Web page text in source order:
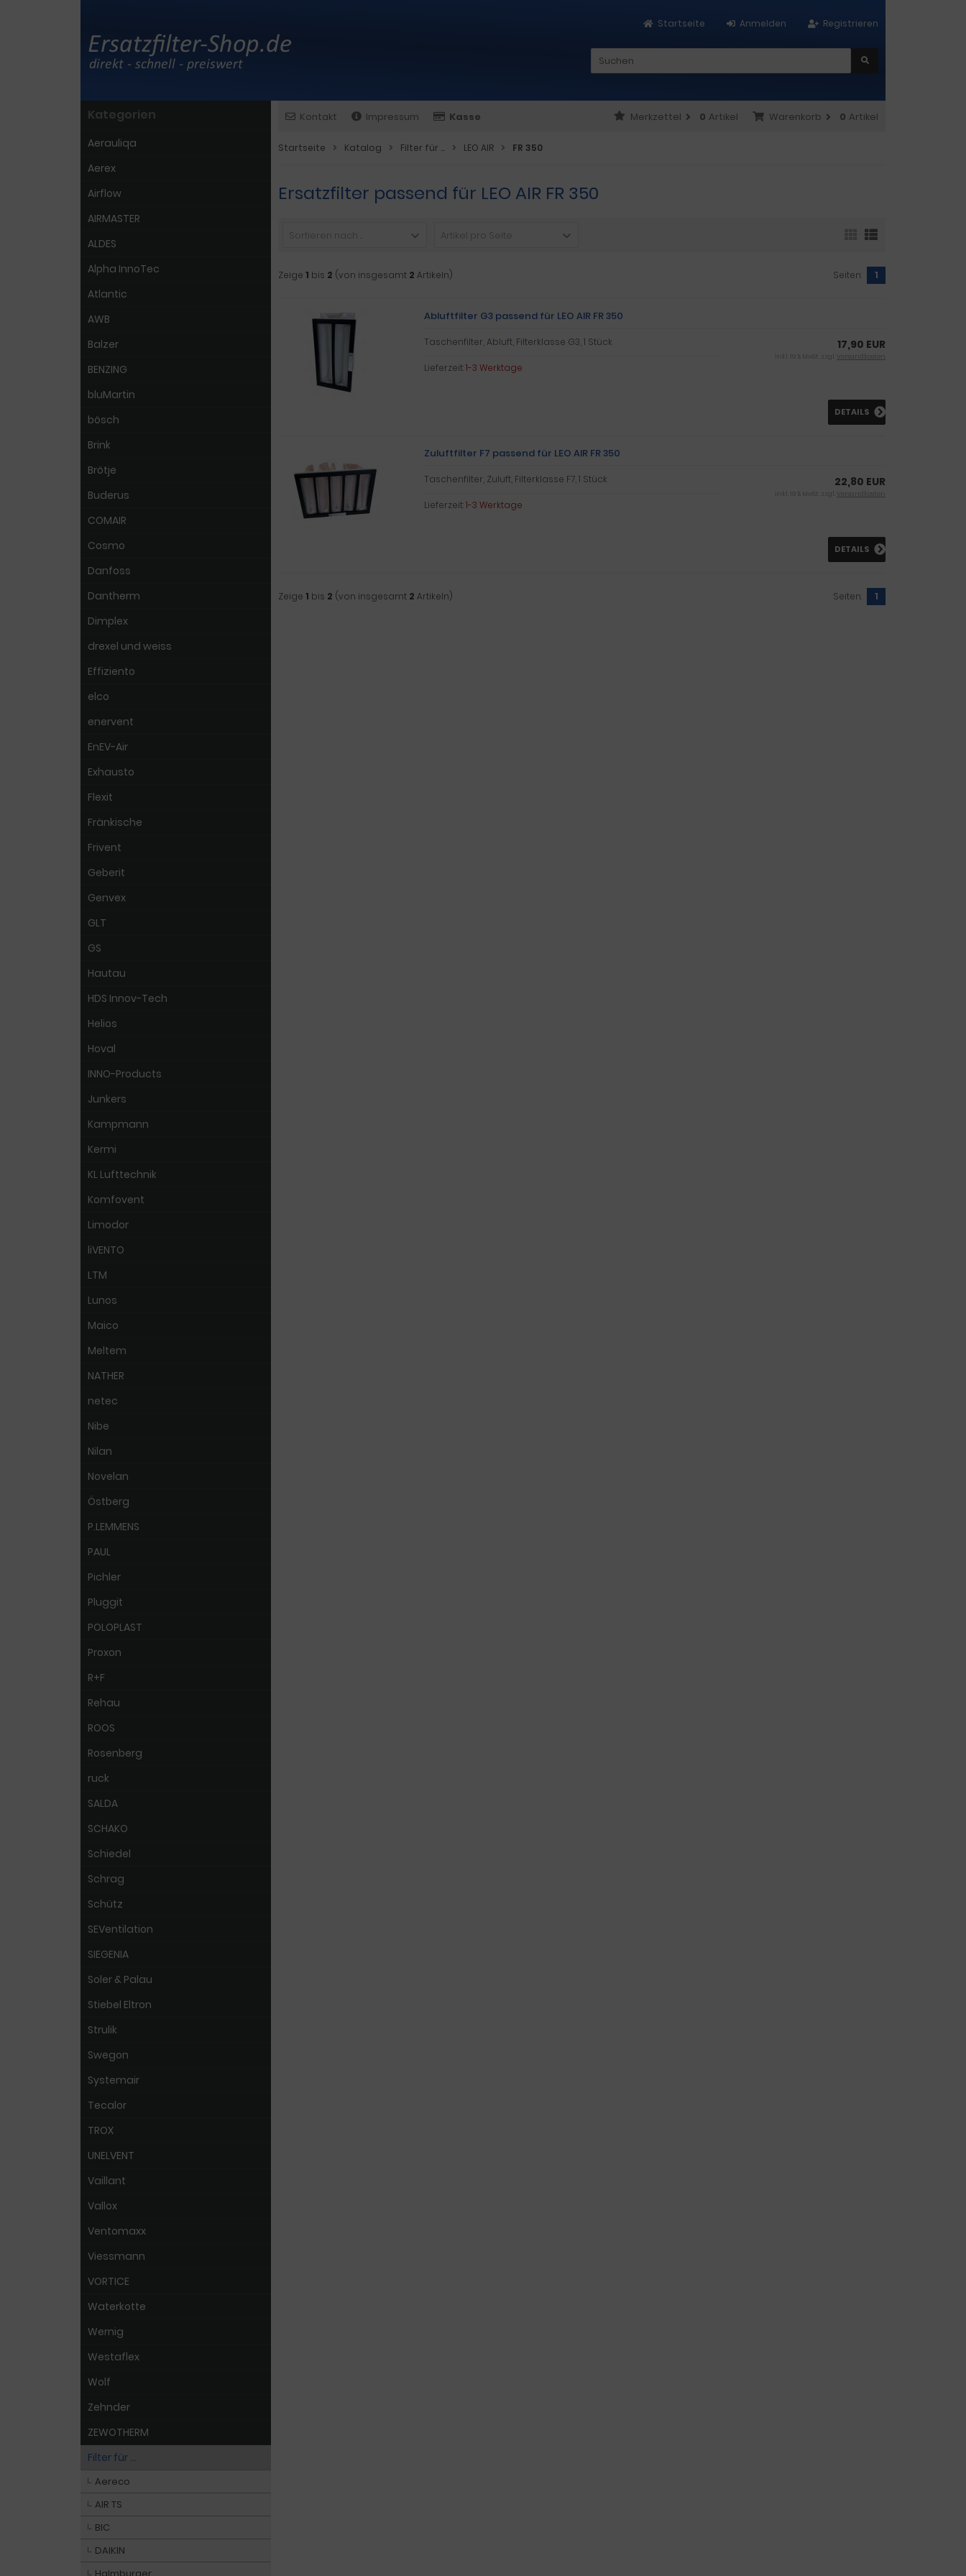
Registrieren
Anmelden
Startseite
Kontakt Impressum Kasse Warenkorb 0 Artikel
Merkzettel 0 Artikel
Startseite Katalog Filter für ... LEO AIR FR 350
Ersatzfilter passend für LEO AIR FR 350
Sortieren nach ... Artikel pro Seite
Zeige 1 bis 2 (von insgesamt 2 Artikeln) Seiten: 1
Abluftfilter G3 passend für LEO AIR FR 350
Taschenfilter, Abluft, Filterklasse G3, 1 Stück
Lieferzeit:1-3 Werktage
17,90 EUR
inkl. 19 % MwSt. zzgl. Versandkosten
DETAILS
Zuluftfilter F7 passend für LEO AIR FR 350
Taschenfilter, Zuluft, Filterklasse F7, 1 Stück
Lieferzeit:1-3 Werktage
22,80 EUR
inkl. 19 % MwSt. zzgl. Versandkosten
DETAILS
Zeige 1 bis 2 (von insgesamt 2 Artikeln) Seiten: 1
Kategorien
Aerauliqa
Aerex
Airflow
AIRMASTER
ALDES
Alpha InnoTec
Atlantic
AWB
Balzer
BENZING
bluMartin
bösch
Brink
Brötje
Buderus
COMAIR
Cosmo
Danfoss
Dantherm
Dimplex
drexel und weiss
Effiziento
elco
enervent
EnEV-Air
Exhausto
Flexit
Fränkische
Frivent
Geberit
Genvex
GLT
GS
Hautau
HDS Innov-Tech
Helios
Hoval
INNO-Products
Junkers
Kampmann
Kermi
KL Lufttechnik
Komfovent
Limodor
liVENTO
LTM
Lunos
Maico
Meltem
NATHER
netec
Nibe
Nilan
Novelan
Östberg
P.LEMMENS
PAUL
Pichler
Pluggit
POLOPLAST
Proxon
R+F
Rehau
ROOS
Rosenberg
ruck
SALDA
SCHAKO
Schiedel
Schrag
Schütz
SEVentilation
SIEGENIA
Soler & Palau
Stiebel Eltron
Strulik
Swegon
Systemair
Tecalor
TROX
UNELVENT
Vaillant
Vallox
Ventomaxx
Viessmann
VORTICE
Waterkotte
Wernig
Westaflex
Wolf
Zehnder
ZEWOTHERM
Filter für ...
Aereco
AIR TS
BIC
DAIKIN